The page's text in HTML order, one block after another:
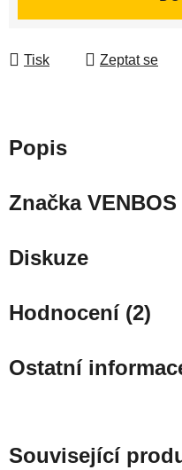
Tisk Zeptat se
Popis
ZnačkaVENBOS
Diskuze
Hodnocení (2)
Ostatní
Související